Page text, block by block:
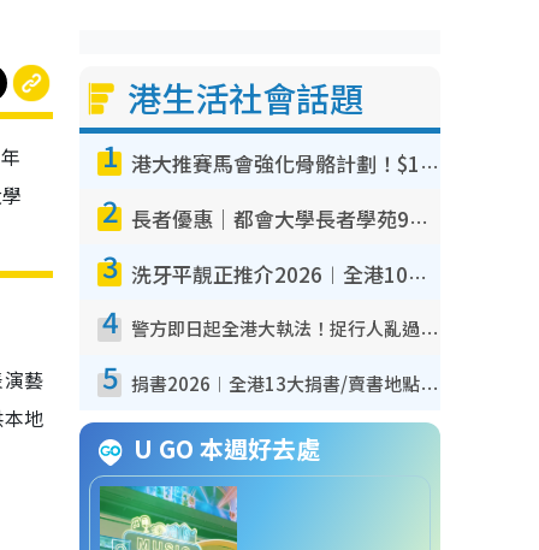
藝
地
港生活社會話題
1 港大推賽馬會強化骨骼計劃！$100骨質密度X光檢查 完成免費運動訓練送超市禮券！附參加資格
2 長者優惠｜都會大學長者學苑9月免費課程！多媒體/微電影創作/網絡安全 附報名方法教學
3 洗牙平靚正推介2026︱全港10大牙科診所/醫院懶人包 夜診至8點/鎮靜潔牙/醫療券適用
4 警方即日起全港大執法！捉行人亂過馬路+司機不專注駕駛！亂過馬路罰$2000
5 捐書2026︱全港13大捐書/賣書地點懶人包 二手課本最高$150＋舊書換免費咖啡/戲票
U GO 本週好去處